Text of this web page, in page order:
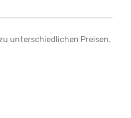
unterschiedlichen Preisen.